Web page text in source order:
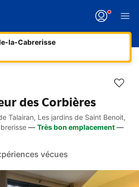
la-Cabrerisse
des Corbières
Talairan, Les jardins de Saint Benoit,
— Très bon emplacement —
vécues